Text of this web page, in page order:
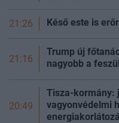
21:26 Késő este is
21:16
Trump új
nagyobb a
20:49
Tisza-kormány:
vagyonvédelmi